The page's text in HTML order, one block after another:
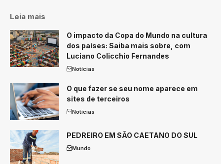
Leia mais
O impacto da Copa do Mundo na cultura
dos países: Saiba mais sobre, com
Luciano Colicchio Fernandes
Notícias
O que fazer se seu nome aparece em
sites de terceiros
Notícias
PEDREIRO EM SÃO CAETANO DO SUL
Mundo